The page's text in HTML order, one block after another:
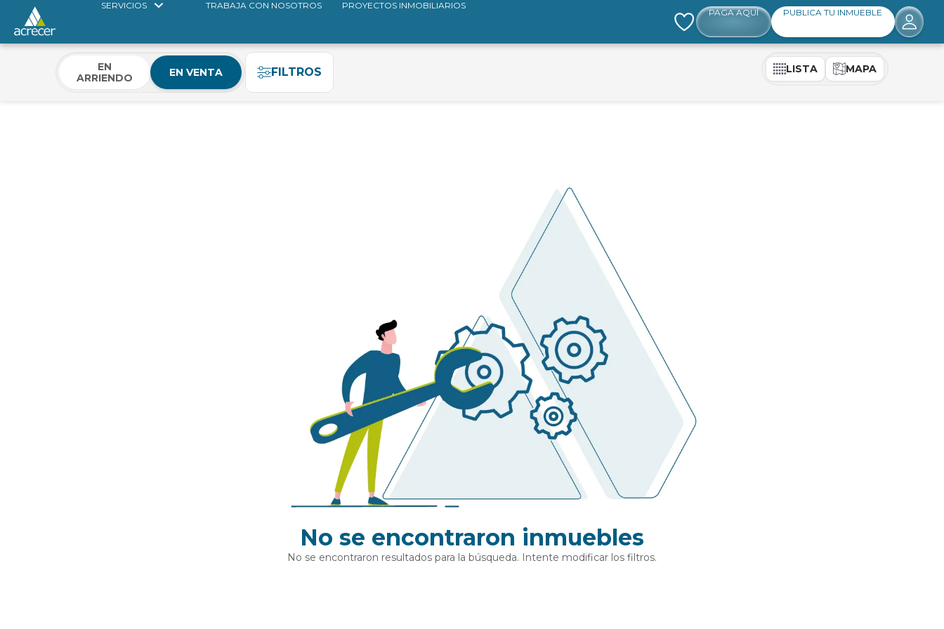
SERVICIOS TRABAJA CON NOSOTROS PROYECTOS INMOBILIARIOS
PAGA AQUÍ PUBLICA TU INMUEBLE
EN
ARRIENDO
EN VENTA FILTROS LISTA MAPA
No se encontraron inmuebles
No se encontraron resultados para la búsqueda. Intente modificar los filtros.